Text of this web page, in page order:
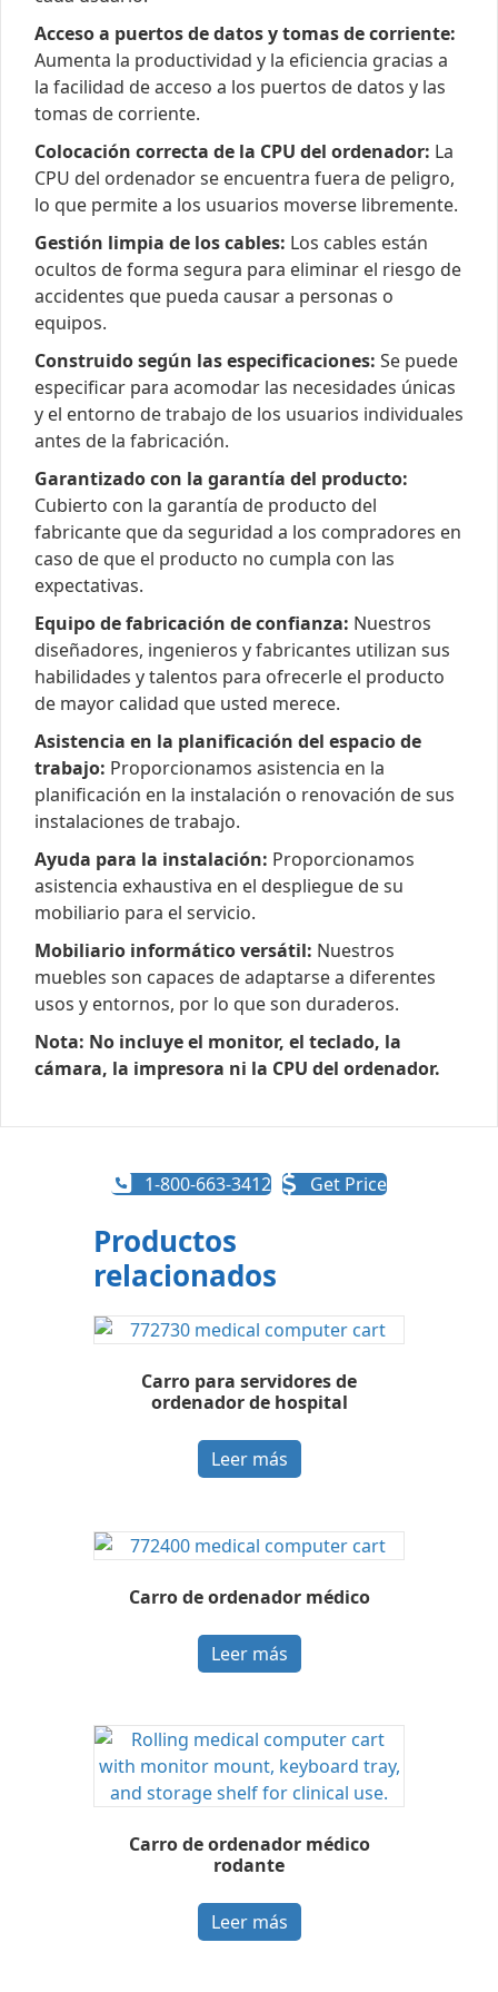
Acceso a puertos de datos y tomas de corriente:
Aumenta la productividad y la eficiencia gracias a
la facilidad de acceso a los puertos de datos y las
tomas de corriente.
Colocación correcta de la CPU del ordenador: La
CPU del ordenador se encuentra fuera de peligro,
lo que permite a los usuarios moverse libremente.
Gestión limpia de los cables: Los cables están
ocultos de forma segura para eliminar el riesgo de
accidentes que pueda causar a personas o
equipos.
Construido según las especificaciones: Se puede
especificar para acomodar las necesidades únicas
y el entorno de trabajo de los usuarios individuales
antes de la fabricación.
Garantizado con la garantía del producto:
Cubierto con la garantía de producto del
fabricante que da seguridad a los compradores en
caso de que el producto no cumpla con las
expectativas.
Equipo de fabricación de confianza: Nuestros
diseñadores, ingenieros y fabricantes utilizan sus
habilidades y talentos para ofrecerle el producto
de mayor calidad que usted merece.
Asistencia en la planificación del espacio de
trabajo: Proporcionamos asistencia en la
planificación en la instalación o renovación de sus
instalaciones de trabajo.
Ayuda para la instalación: Proporcionamos
asistencia exhaustiva en el despliegue de su
mobiliario para el servicio.
Mobiliario informático versátil: Nuestros
muebles son capaces de adaptarse a diferentes
usos y entornos, por lo que son duraderos.
Nota: No incluye el monitor, el teclado, la
cámara, la impresora ni la CPU del ordenador.
1-800-663-3412 Get Price
Productos
relacionados
Carro para servidores de
ordenador de hospital
Leer más
Carro de ordenador médico
Leer más
Carro de ordenador médico
rodante
Leer más